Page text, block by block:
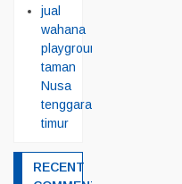
jual
wahana
playground
taman
Nusa
tenggara
timur
RECENT